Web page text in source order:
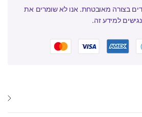
בצורה מאובטחת. אנו לא שומרים את
למידע זה.